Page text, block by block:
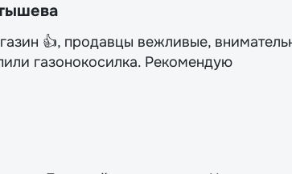
👍, продавцы вежливые,
газонокосилка. Рекомендую